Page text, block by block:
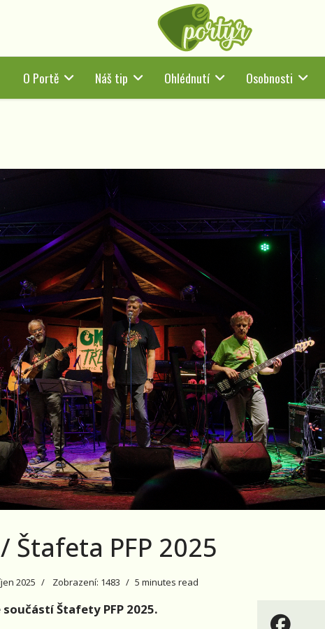
HomeO Portě Náš tip Ohlédnutí Osobnosti
Štafeta PFP 2025
2025 Zobrazení: 1483 5 minutes read
Štafety PFP 2025.